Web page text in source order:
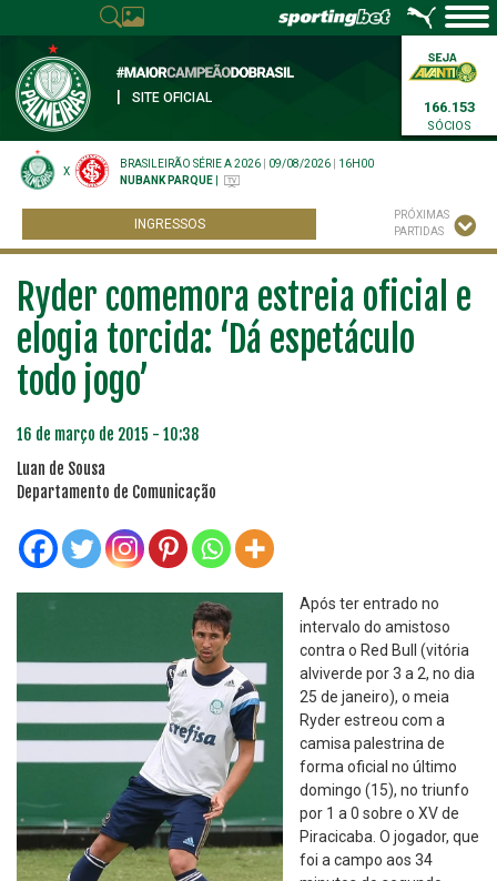
SITE OFICIAL
166.153
SÓCIOS
X
BRASILEIRÃO SÉRIE A 2026 09/08/2026
16H00
NUBANK PARQUE
INGRESSOS
PRÓXIMAS
PARTIDAS
Ryder comemora estreia oficial e
elogia torcida: ‘Dá espetáculo
todo jogo’
16 de março de 2015 - 10:38
Luan de Sousa
Departamento de Comunicação
Após ter entrado no
intervalo do amistoso
contra o Red Bull (vitória
alviverde por 3 a 2, no dia
25 de janeiro), o meia
Ryder estreou com a
camisa palestrina de
forma oficial no último
domingo (15), no triunfo
por 1 a 0 sobre o XV de
Piracicaba. O jogador, que
foi a campo aos 34